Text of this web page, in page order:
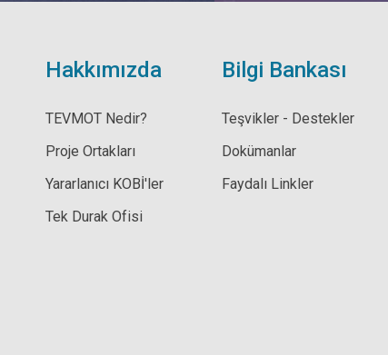
Hakkımızda
TEVMOT Nedir?
Proje Ortakları
Yararlanıcı KOBİ'ler
Tek Durak Ofisi
Bilgi Bankası
Teşvikler - Destekler
Dokümanlar
Faydalı Linkler